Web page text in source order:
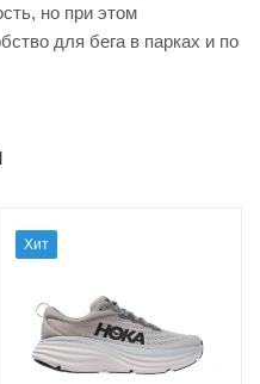
но при этом
для бега в парках и по
Хит